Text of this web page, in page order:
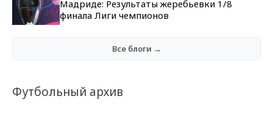
Мадриде: Результаты жеребьевки 1/8
финала Лиги чемпионов
Все блоги →
Футбольный архив